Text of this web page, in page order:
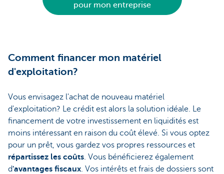
pour mon entreprise
Comment financer mon matériel
d'exploitation?
Vous envisagez l'achat de nouveau matériel
d'exploitation? Le crédit est alors la solution idéale. Le
financement de votre investissement en liquidités est
moins intéressant en raison du coût élevé. Si vous optez
pour un prêt, vous gardez vos propres ressources et
répartissez les coûts. Vous bénéficierez également
d'avantages fiscaux. Vos intérêts et frais de dossiers sont